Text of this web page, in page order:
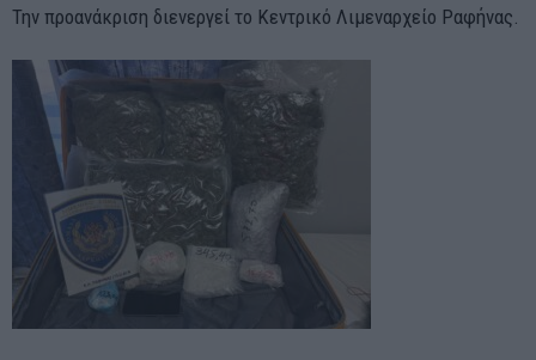
Την προανάκριση διενεργεί το Κεντρικό Λιμεναρχείο Ραφήνας.